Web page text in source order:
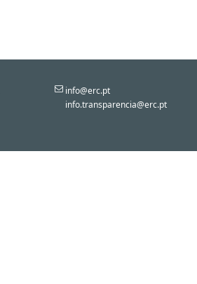
info@erc.pt
info.transparencia@erc.pt